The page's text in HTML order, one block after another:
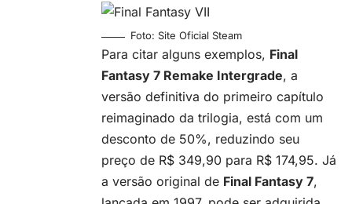
Foto: Site Oficial Steam
Para citar alguns exemplos, Final
Fantasy 7 Remake Intergrade, a
versão definitiva do primeiro capítulo
reimaginado da trilogia, está com um
desconto de 50%, reduzindo seu
preço de R$ 349,90 para R$ 174,95. Já
a versão original de Final Fantasy 7,